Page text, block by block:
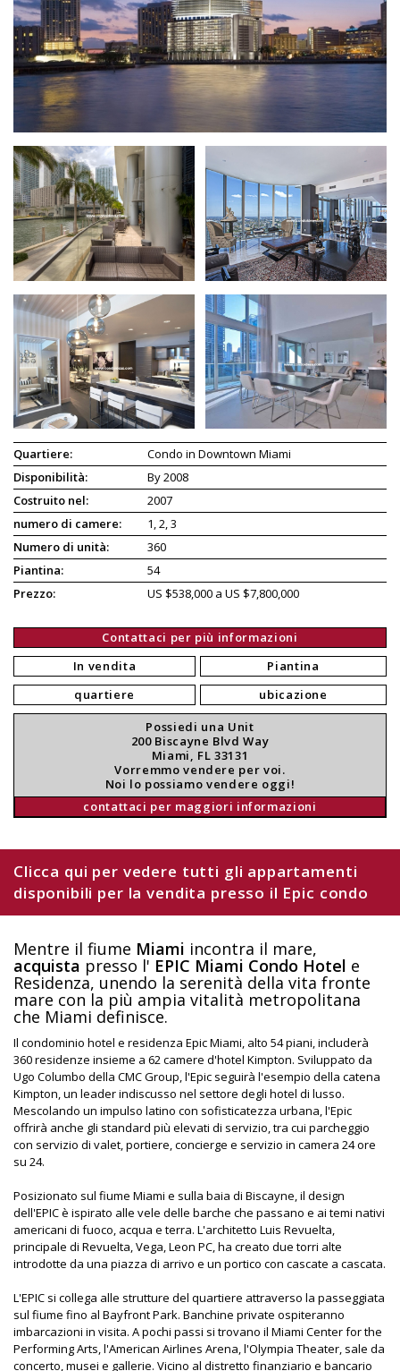
Quartiere:
Condo in Downtown Miami
Disponibilità:
By 2008
Costruito nel:
2007
numero di camere:
1, 2, 3
Numero di unità:
360
Piantina:
54
Prezzo:
US $538,000 a US $7,800,000
Contattaci per più informazioni
In vendita
quartiere
Piantina
ubicazione
Possiedi una Unit
200 Biscayne Blvd Way
Miami, FL 33131
Vorremmo vendere per voi.
Noi lo possiamo vendere oggi!
contattaci per maggiori informazioni
Clicca qui per vedere tutti gli appartamenti
disponibili per la vendita presso il Epic condo
Mentre il fiume Miami incontra il mare,
acquista presso l' EPIC Miami Condo Hotel e
Residenza, unendo la serenità della vita fronte
mare con la più ampia vitalità metropolitana
che Miami definisce.
Il condominio hotel e residenza Epic Miami, alto 54 piani, includerà
360 residenze insieme a 62 camere d'hotel Kimpton. Sviluppato da
Ugo Columbo della CMC Group, l'Epic seguirà l'esempio della catena
Kimpton, un leader indiscusso nel settore degli hotel di lusso.
Mescolando un impulso latino con sofisticatezza urbana, l'Epic
offrirà anche gli standard più elevati di servizio, tra cui parcheggio
con servizio di valet, portiere, concierge e servizio in camera 24 ore
su 24.
Posizionato sul fiume Miami e sulla baia di Biscayne, il design
dell'EPIC è ispirato alle vele delle barche che passano e ai temi nativi
americani di fuoco, acqua e terra. L'architetto Luis Revuelta,
principale di Revuelta, Vega, Leon PC, ha creato due torri alte
introdotte da una piazza di arrivo e un portico con cascate a cascata.
L'EPIC si collega alle strutture del quartiere attraverso la passeggiata
sul fiume fino al Bayfront Park. Banchine private ospiteranno
imbarcazioni in visita. A pochi passi si trovano il Miami Center for the
Performing Arts, l'American Airlines Arena, l'Olympia Theater, sale da
concerto, musei e gallerie. Vicino al distretto finanziario e bancario